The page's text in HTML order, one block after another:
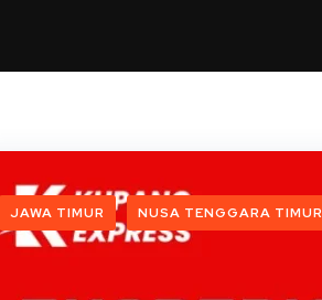
JAWA TIMUR NUSA TENGGARA TIMUR